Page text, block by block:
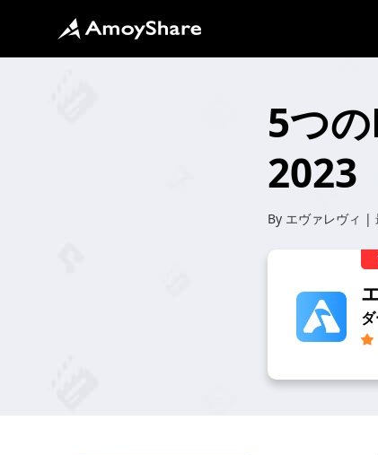
5つ
2023
By エヴァレヴィ |